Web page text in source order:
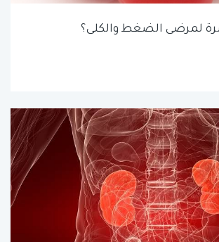
لمرضى الضغط والكلى؟